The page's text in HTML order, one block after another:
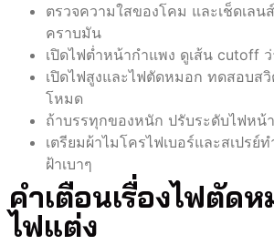
ตรวจความใสของโคม และเช็ดเลน
คราบมัน
เปิดไฟต่ำหน้ากำแพง ดูเส้น cutoff
เปิดไฟสูงและไฟตัดหมอก ทดสอบส
โหมด
ถ้าบรรทุกของหนัก ปรับระดับไฟหน้า
เตรียมผ้าไมโครไฟเบอร์และสเปรย์
ฝ้าเบาๆ
คำเตือนเรื่องไฟตัด
ไฟแต่ง